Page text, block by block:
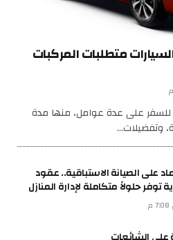
متطلبات المركبات
للسفر على عدة عوامل، منها مدة
وتفضيلات…
على الصيانة الاستباقية.. عقود
توفر حلولاً متكاملة لإدارة المنازل